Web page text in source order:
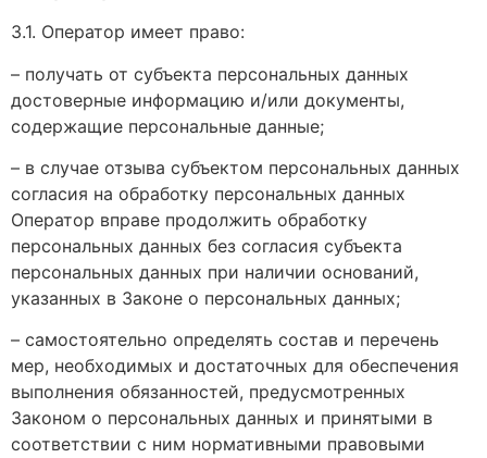
3.1. Оператор имеет право:
– получать от субъекта персональных данных
достоверные информацию и/или документы,
содержащие персональные данные;
– в случае отзыва субъектом персональных данных
согласия на обработку персональных данных
Оператор вправе продолжить обработку
персональных данных без согласия субъекта
персональных данных при наличии оснований,
указанных в Законе о персональных данных;
– самостоятельно определять состав и перечень
мер, необходимых и достаточных для обеспечения
выполнения обязанностей, предусмотренных
Законом о персональных данных и принятыми в
соответствии с ним нормативными правовыми